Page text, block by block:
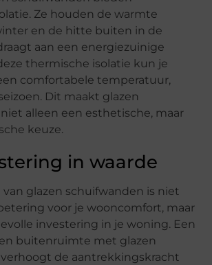
Ze houden de warmte
en de hitte buiten in de
aan een energiezuinige
thermische isolatie kun je
comfortabele temperatuur,
Dit maakt glazen
alleen een esthetische, maar
keuze.
in waarde
glazen schuifwanden is niet
voor je wooncomfort, maar
investering in je woning. Een
buitenruimte met glazen
de aantrekkingskracht